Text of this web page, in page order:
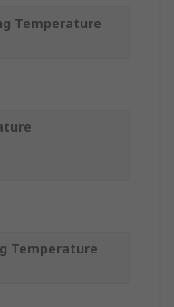
Temperature
Temperature